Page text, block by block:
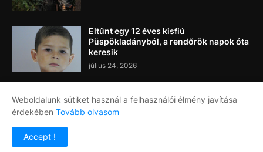
Eltűnt egy 12 éves kisfiú
Püspökladányból, a rendőrök napok óta
keresik
július 24, 2026
Címlap Rólunk
Weboldalunk sütiket használ a felhasználói élmény javítása
érdekében Tovább olvasom
Accept !